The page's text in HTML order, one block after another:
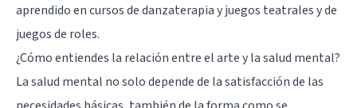
aprendido en cursos de danzaterapia y juegos teatrales y de
juegos de roles.
¿Cómo entiendes la relación entre el arte y la salud mental?
La salud mental no solo depende de la satisfacción de las